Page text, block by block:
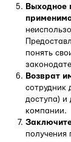
Выходное
понять
Возврат
сотрудник
доступа) и
компании.
получения